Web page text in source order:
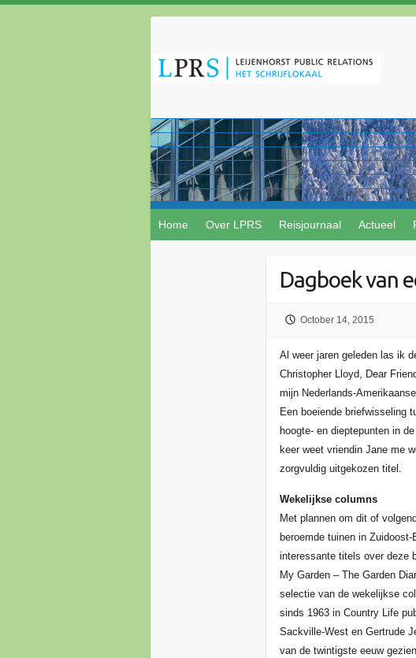
Home Over LPRS Reisjournaal Actueel
Dagboek van
October 14, 2015
Al weer jaren geleden las ik
Christopher Lloyd, Dear
mijn Nederlands-
Een boeiende briefwisseling
hoogte- en dieptepunten in
keer weet vriendin Jane me
zorgvuldig uitgekozen titel.
Wekelijkse columns
Met plannen om dit of
beroemde tuinen in
interessante titels over deze
My Garden – The Garden
selectie van de wekelijkse
sinds 1963 in Country Life
Sackville-West en Gertrude
van de twintigste eeuw